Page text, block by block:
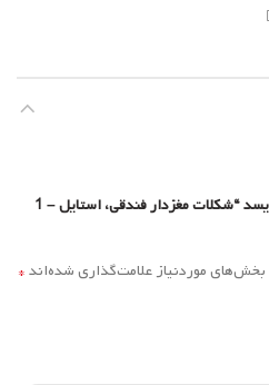
اولین کسی باشید که دیدگاهی می نویسد “شکلات مغزدار فندقی، استایل – 1
بخش‌های موردنیاز علامت‌گذاری شده‌اند*